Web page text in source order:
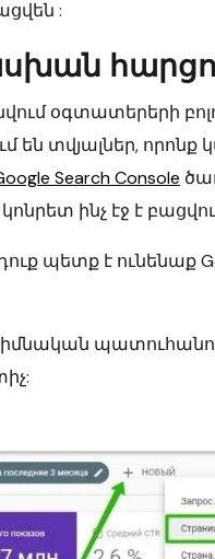
:
օգտատերերի
են տվյալներ, որոնք
Search Console
ինչ էջ է
պետք է ունենաք